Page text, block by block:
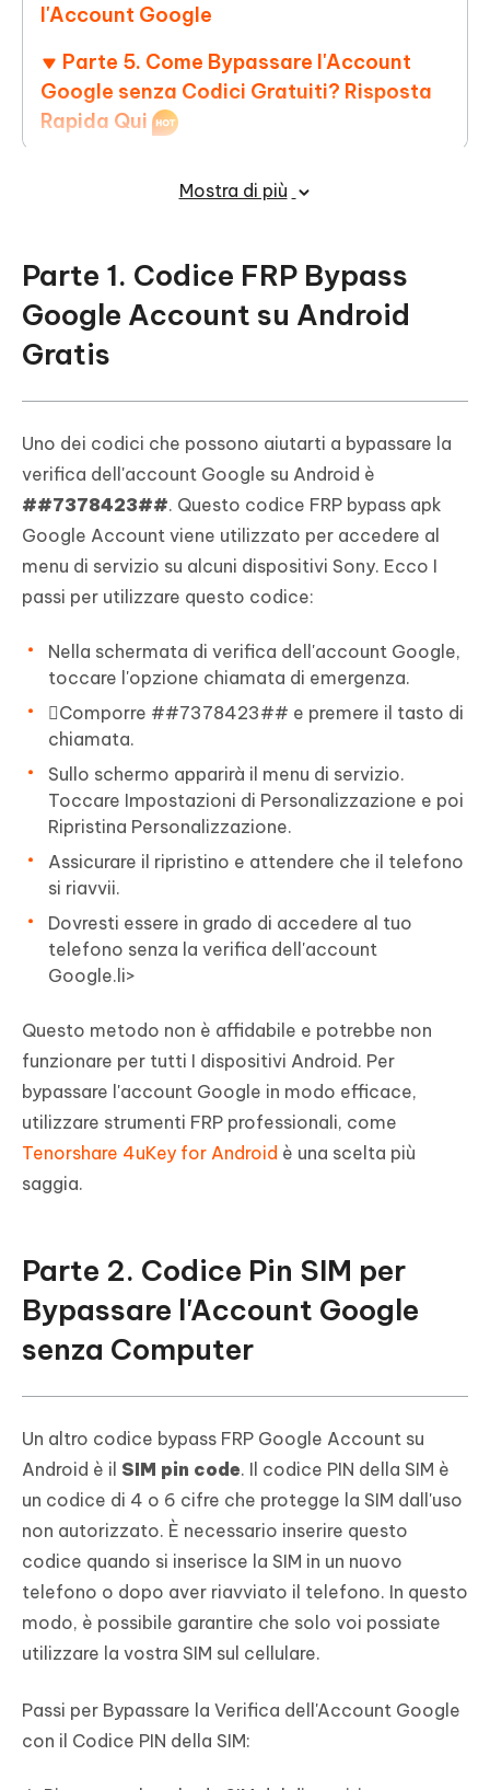
l'Account Google
Parte 5. Come Bypassare l'Account
Google senza Codici Gratuiti? Risposta
Rapida Qui
Mostra di più
Parte 1. Codice FRP Bypass
Google Account su Android
Gratis
Uno dei codici che possono aiutarti a bypassare la
verifica dell'account Google su Android è
##7378423##. Questo codice FRP bypass apk
Google Account viene utilizzato per accedere al
menu di servizio su alcuni dispositivi Sony. Ecco I
passi per utilizzare questo codice:
Nella schermata di verifica dell'account Google,
toccare l'opzione chiamata di emergenza.
Comporre ##7378423## e premere il tasto di
chiamata.
Sullo schermo apparirà il menu di servizio.
Toccare Impostazioni di Personalizzazione e poi
Ripristina Personalizzazione.
Assicurare il ripristino e attendere che il telefono
si riavvii.
Dovresti essere in grado di accedere al tuo
telefono senza la verifica dell'account
Google.li>
Questo metodo non è affidabile e potrebbe non
funzionare per tutti I dispositivi Android. Per
bypassare l'account Google in modo efficace,
utilizzare strumenti FRP professionali, come
Tenorshare 4uKey for Android è una scelta più
saggia.
Parte 2. Codice Pin SIM per
Bypassare l'Account Google
senza Computer
Un altro codice bypass FRP Google Account su
Android è il SIM pin code. Il codice PIN della SIM è
un codice di 4 o 6 cifre che protegge la SIM dall'uso
non autorizzato. È necessario inserire questo
codice quando si inserisce la SIM in un nuovo
telefono o dopo aver riavviato il telefono. In questo
modo, è possibile garantire che solo voi possiate
utilizzare la vostra SIM sul cellulare.
Passi per Bypassare la Verifica dell'Account Google
con il Codice PIN della SIM: